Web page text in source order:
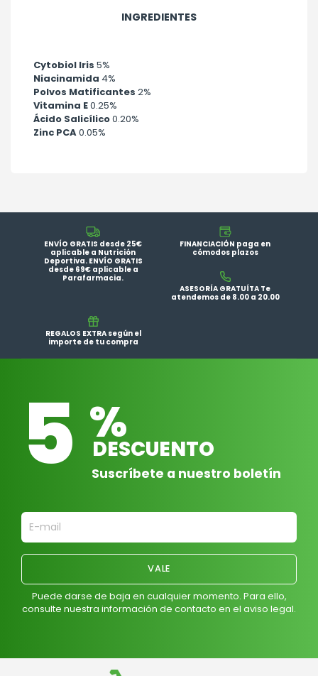
INGREDIENTES
Cytobiol Iris 5%
Niacinamida 4%
Polvos Matificantes 2%
Vitamina E0.25%
Ácido Salicílico0.20%
Zinc PCA0.05%
ENVÍO GRATIS desde 25€
aplicable a Nutrición
Deportiva. ENVÍO GRATIS
desde 69€ aplicable a
Parafarmacia.
FINANCIACIÓN paga en
cómodos plazos
ASESORÍA GRATUÍTA Te
atendemos de 8.00 a 20.00
REGALOS EXTRA según el
importe de tu compra
5 %
DESCUENTO
Suscríbete a nuestro boletín
Puede darse de baja en cualquier momento. Para ello,
consulte nuestra información de contacto en el aviso legal.